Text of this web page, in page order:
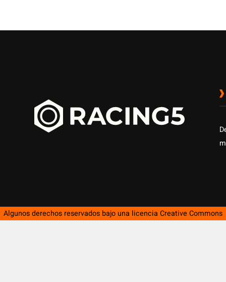
Algunos derechos reservados bajo una licencia Creative Commons